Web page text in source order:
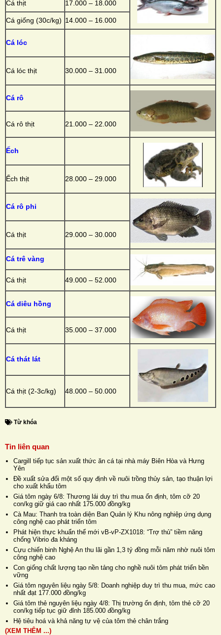
Cá thịt 17.000 – 18.000
Cá giống (30c/kg) 14.000 – 16.000
Cá lóc
Cá lóc thịt 30.000 – 31.000
Cá rô
Cá rô thịt 21.000 – 22.000
Ếch
Ếch thịt 28.000 – 29.000
Cá rô phi
Cá thịt 29.000 – 30.000
Cá trê vàng
Cá thịt 49.000 – 52.000
Cá diêu hồng
Cá thịt 35.000 – 37.000
Cá thát lát
Cá thịt (2-3c/kg) 48.000 – 50.000
Từ khóa
Tin liên quan
Cargill tiếp tục sản xuất thức ăn cá tại nhà máy Biên Hòa và Hưng
Yên
Đề xuất sửa đổi một số quy định về nuôi trồng thủy sản, tạo thuận lợi
cho xuất khẩu tôm
Giá tôm ngày 6/8: Thương lái duy trì thu mua ổn định, tôm cỡ 20
con/kg giữ giá cao nhất 175.000 đồng/kg
Cà Mau: Thanh tra toàn diện Ban Quản lý Khu nông nghiệp ứng dụng
công nghệ cao phát triển tôm
Phát hiện thực khuẩn thể mới vB-vP-ZX1018: “Trợ thủ” tiềm năng
chống Vibrio đa kháng
Cựu chiến binh Nghệ An thu lãi gần 1,3 tỷ đồng mỗi năm nhờ nuôi tôm
công nghệ cao
Con giống chất lượng tạo nền tảng cho nghề nuôi tôm phát triển bền
vững
Giá tôm nguyên liệu ngày 5/8: Doanh nghiệp duy trì thu mua, mức cao
nhất đạt 177.000 đồng/kg
Giá tôm thẻ nguyên liệu ngày 4/8: Thị trường ổn định, tôm thẻ cỡ 20
con/kg tiếp tục giữ đỉnh 185.000 đồng/kg
Hệ tiêu hoá và khả năng tự vệ của tôm thẻ chân trắng
(XEM THÊM ...)